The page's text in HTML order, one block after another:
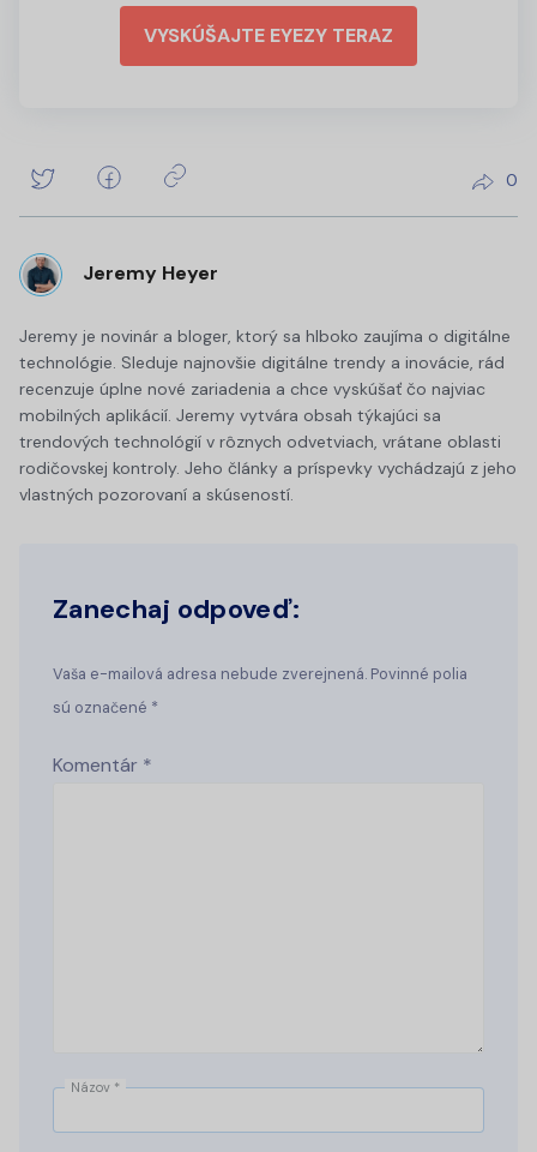
VYSKÚŠAJTE EYEZY TERAZ
0
Jeremy Heyer
Jeremy je novinár a bloger, ktorý sa hlboko zaujíma o digitálne
technológie. Sleduje najnovšie digitálne trendy a inovácie, rád
recenzuje úplne nové zariadenia a chce vyskúšať čo najviac
mobilných aplikácií. Jeremy vytvára obsah týkajúci sa
trendových technológií v rôznych odvetviach, vrátane oblasti
rodičovskej kontroly. Jeho články a príspevky vychádzajú z jeho
vlastných pozorovaní a skúseností.
Zanechaj odpoveď:
Vaša e-mailová adresa nebude zverejnená. Povinné polia
sú označené *
Komentár *
Názov *